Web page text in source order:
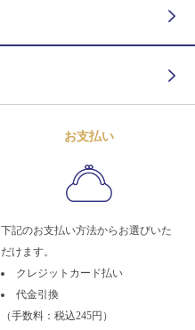
お支払い
下記のお支払い方法からお選びいた
だけます。
クレジットカード払い
代金引換
（手数料：税込245円）